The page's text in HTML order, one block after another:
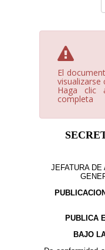
El
visualizarse
Haga clic
completa